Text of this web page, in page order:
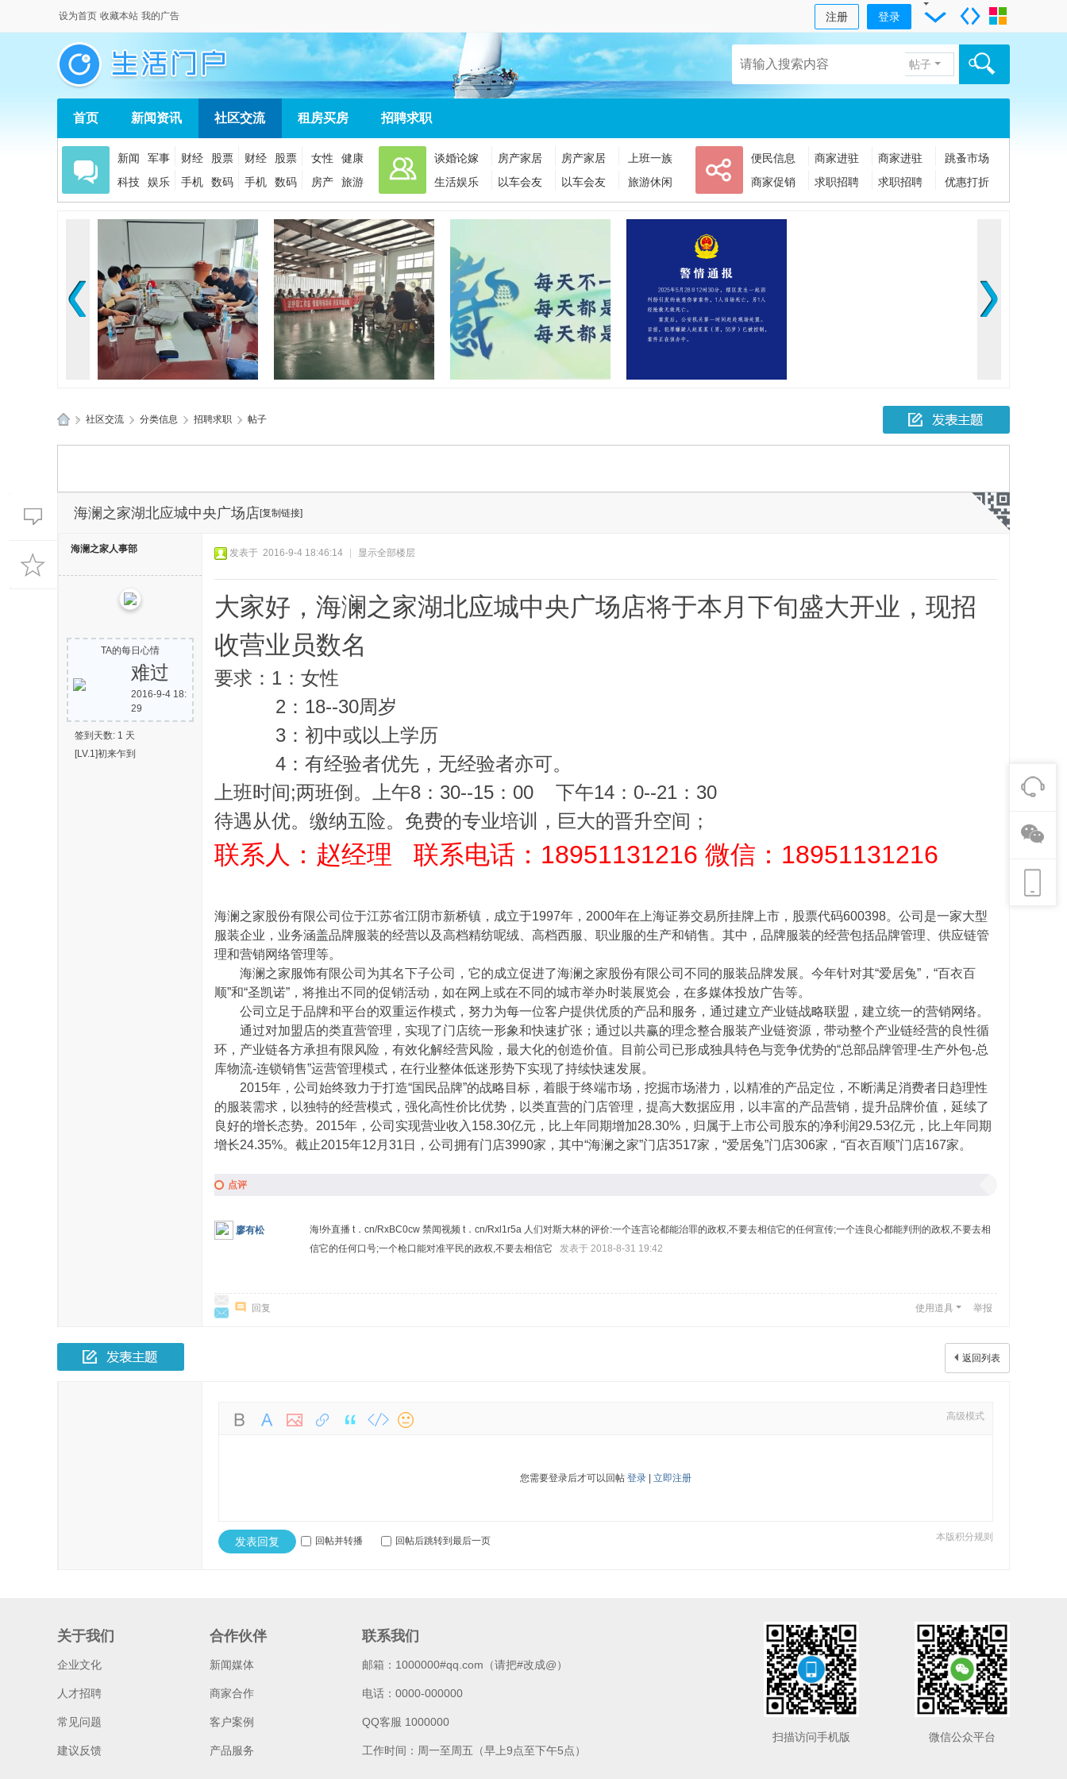
设为首页 收藏本站 我的广告 注册 登录
帖子
首页 新闻资讯 社区交流 租房买房 招聘求职
新闻 军事 财经 股票 财经 股票 女性
健康
科技
娱乐 手机 数码 手机 数码 房产 旅游
谈婚论嫁 房产家居 房产家居
上班一族
生活娱乐
以车会友 以车会友 旅游休闲
便民信息 商家进驻 商家进驻
跳蚤市场
商家促销
求职招聘 求职招聘 优惠打折
孝感应城两地应急管理部门精
应
» 社区交流 › 分类信息 › 招聘求职 › 帖子
海澜之家湖北应城中央广场店[复制链接]
海澜之家人事部
TA的每日心情
难过
2016-9-4 18:
29
签到天数: 1 天
[LV.1]初来乍到
发表于 2016-9-4 18:46:14 显示全部楼层
大家好，海澜之家湖北应城中央广场店将于本月下旬盛大开业，现招
收营业员数名
要求：1：女性
2：18--30周岁
3：初中或以上学历
4：有经验者优先，无经验者亦可。
上班时间;两班倒。上午8：30--15：00 下午14：0--21：30
待遇从优。缴纳五险。免费的专业培训，巨大的晋升空间；
联系人：赵经理 联系电话：18951131216 微信：18951131216
海澜之家股份有限公司位于江苏省江阴市新桥镇，成立于1997年，2000年在上海证券交易所挂牌上市，股票代码600398。公司是一家大型
服装企业，业务涵盖品牌服装的经营以及高档精纺呢绒、高档西服、职业服的生产和销售。其中，品牌服装的经营包括品牌管理、供应链管
理和营销网络管理等。
海澜之家服饰有限公司为其名下子公司，它的成立促进了海澜之家股份有限公司不同的服装品牌发展。今年针对其“爱居兔”，“百衣百
顺”和“圣凯诺”，将推出不同的促销活动，如在网上或在不同的城市举办时装展览会，在多媒体投放广告等。
公司立足于品牌和平台的双重运作模式，努力为每一位客户提供优质的产品和服务，通过建立产业链战略联盟，建立统一的营销网络。
通过对加盟店的类直营管理，实现了门店统一形象和快速扩张；通过以共赢的理念整合服装产业链资源，带动整个产业链经营的良性循
环，产业链各方承担有限风险，有效化解经营风险，最大化的创造价值。目前公司已形成独具特色与竞争优势的“总部品牌管理-生产外包-总
库物流-连锁销售”运营管理模式，在行业整体低迷形势下实现了持续快速发展。
2015年，公司始终致力于打造“国民品牌”的战略目标，着眼于终端市场，挖掘市场潜力，以精准的产品定位，不断满足消费者日趋理性
的服装需求，以独特的经营模式，强化高性价比优势，以类直营的门店管理，提高大数据应用，以丰富的产品营销，提升品牌价值，延续了
良好的增长态势。2015年，公司实现营业收入158.30亿元，比上年同期增加28.30%，归属于上市公司股东的净利润29.53亿元，比上年同期
增长24.35%。截止2015年12月31日，公司拥有门店3990家，其中“海澜之家”门店3517家，“爱居兔”门店306家，“百衣百顺”门店167家。
点评
廖有松
海!外直播 t．cn/RxBC0cw 禁闻视频 t．cn/Rxl1r5a 人们对斯大林的评价:一个连言论都能治罪的政权,不要去相信它的任何宣传;一个连良心都能判刑的政权,不要去相
信它的任何口号;一个枪口能对准平民的政权,不要去相信它 发表于 2018-8-31 19:42
回复 使用道具 举报
返回列表
高级模式
您需要登录后才可以回帖 登录 立即注册
本版积分规则
发表回复 回帖并转播 回帖后跳转到最后一页
关于我们
企业文化
人才招聘
常见问题
建议反馈
合作伙伴
新闻媒体
商家合作
客户案例
产品服务
联系我们
邮箱：1000000#qq.com（请把#改成@）
电话：0000-000000
QQ客服 1000000
工作时间：周一至周五（早上9点至下午5点）
微信公众平台
扫描访问手机版